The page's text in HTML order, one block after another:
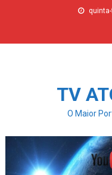
TV
O Maior